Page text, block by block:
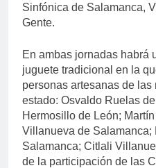
Sinfónica de Salamanca,
Gente.
En ambas jornadas habrá
juguete tradicional en la
personas artesanas de las
estado: Osvaldo Ruelas
Hermosillo de León;
Villanueva de Salamanca;
Salamanca; Citlali
de la participación de las